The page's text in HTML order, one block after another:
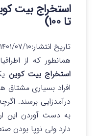
تا ۱۰۰)
تاریخ انتشار:۱۴۰۱/۰۷/۱۰
همانطور که از
استخراج بیت کوین
افراد بسیاری مشتاق
درآمدزایی برسند.
به دست آوردن این